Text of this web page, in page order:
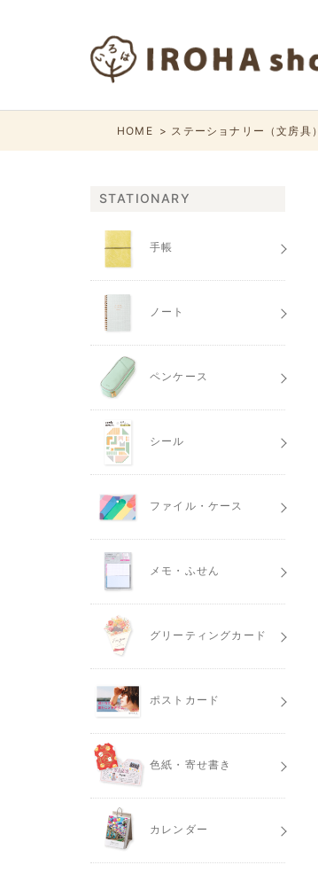
HOME ステーショナリー（文房具）
STATIONARY
手帳
ノート
ペンケース
シール
ファイル・ケース
メモ・ふせん
グリーティングカード
ポストカード
色紙・寄せ書き
カレンダー